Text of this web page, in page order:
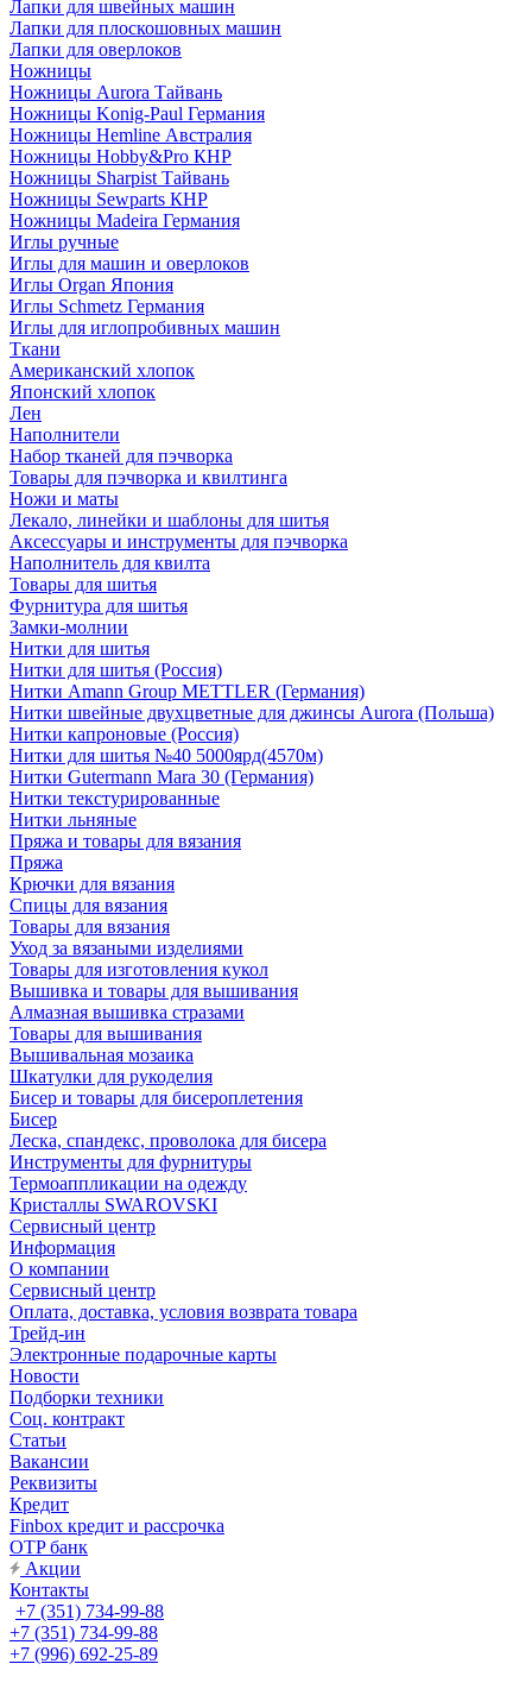
Лапки для швейных машин
Лапки для плоскошовных машин
Лапки для оверлоков
Ножницы
Ножницы Aurora Тайвань
Ножницы Konig-Paul Германия
Ножницы Hemline Австралия
Ножницы Hobby&Pro КНР
Ножницы Sharpist Тайвань
Ножницы Sewparts КНР
Ножницы Madeira Германия
Иглы ручные
Иглы для машин и оверлоков
Иглы Organ Япония
Иглы Schmetz Германия
Иглы для иглопробивных машин
Ткани
Американский хлопок
Японский хлопок
Лен
Наполнители
Набор тканей для пэчворка
Товары для пэчворка и квилтинга
Ножи и маты
Лекало, линейки и шаблоны для шитья
Аксессуары и инструменты для пэчворка
Наполнитель для квилта
Товары для шитья
Фурнитура для шитья
Замки-молнии
Нитки для шитья
Нитки для шитья (Россия)
Нитки Amann Group METTLER (Германия)
Нитки швейные двухцветные для джинсы Aurora (Польша)
Нитки капроновые (Россия)
Нитки для шитья №40 5000ярд(4570м)
Нитки Gutermann Mara 30 (Германия)
Нитки текстурированные
Нитки льняные
Пряжа и товары для вязания
Пряжа
Крючки для вязания
Спицы для вязания
Товары для вязания
Уход за вязаными изделиями
Товары для изготовления кукол
Вышивка и товары для вышивания
Алмазная вышивка стразами
Товары для вышивания
Вышивальная мозаика
Шкатулки для рукоделия
Бисер и товары для бисероплетения
Бисер
Леска, спандекс, проволока для бисера
Инструменты для фурнитуры
Термоаппликации на одежду
Кристаллы SWAROVSKI
Сервисный центр
Информация
О компании
Сервисный центр
Оплата, доставка, условия возврата товара
Трейд-ин
Электронные подарочные карты
Новости
Подборки техники
Соц. контракт
Статьи
Вакансии
Реквизиты
Кредит
Finbox кредит и рассрочка
OTP банк
Акции
Контакты
+7 (351) 734-99-88
+7 (351) 734-99-88
+7 (996) 692-25-89